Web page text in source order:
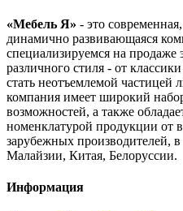
«Мебель Я» - это
динамично развивающаяся
специализируемся на продаже
различного стиля - от
стать неотъемлемой
компания имеет широкий
возможностей, а также
номенклатурой продукции от
зарубежных производителей,
Малайзии, Китая, Белоруссии.
Информация